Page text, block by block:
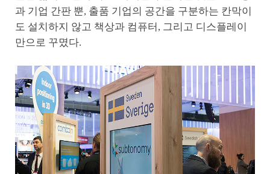
과 기업 간판 뿐, 출품 기업의 공간을 구분하는 칸막이
도 설치하지 않고 책상과 컴퓨터, 그리고 디스플레이
만으로 꾸몄다.